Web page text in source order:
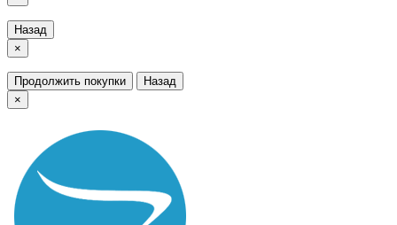
Назад
×
Продолжить покупки
Назад
×